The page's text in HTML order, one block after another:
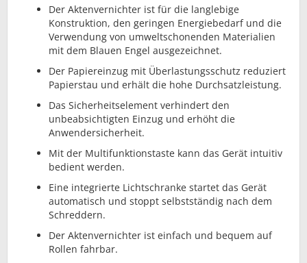
Der Aktenvernichter ist für die langlebige
Konstruktion, den geringen Energiebedarf und die
Verwendung von umweltschonenden Materialien
mit dem Blauen Engel ausgezeichnet.
Der Papiereinzug mit Überlastungsschutz reduziert
Papierstau und erhält die hohe Durchsatzleistung.
Das Sicherheitselement verhindert den
unbeabsichtigten Einzug und erhöht die
Anwendersicherheit.
Mit der Multifunktionstaste kann das Gerät intuitiv
bedient werden.
Eine integrierte Lichtschranke startet das Gerät
automatisch und stoppt selbstständig nach dem
Schreddern.
Der Aktenvernichter ist einfach und bequem auf
Rollen fahrbar.